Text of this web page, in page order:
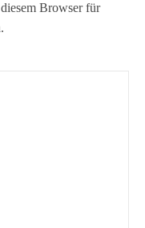
Browser für